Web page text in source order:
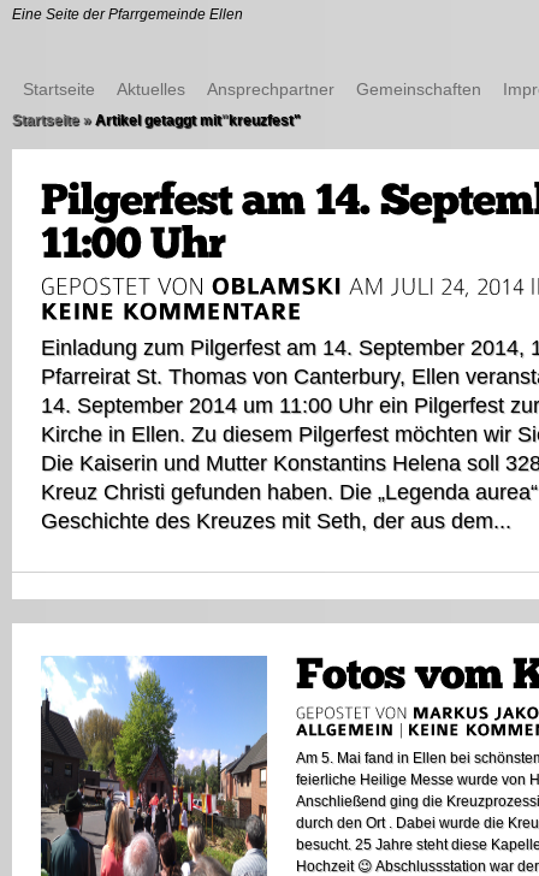
Eine Seite der Pfarrgemeinde Ellen
Startseite Aktuelles Ansprechpartner Gemeinschaften
Startseite »Artikel getaggt mit"kreuzfest"
Einladung zum Pilgerfest am 14. September 2014,
Pfarreirat St. Thomas von Canterbury, Ellen
14. September 2014 um 11:00 Uhr ein Pilgerfest
Kirche in Ellen. Zu diesem Pilgerfest möchten wir
Die Kaiserin und Mutter Konstantins Helena soll
Kreuz Christi gefunden haben. Die „Legenda
Geschichte des Kreuzes mit Seth, der aus dem...
Am 5. Mai fand in Ellen bei
feierliche Heilige Messe wurde von
Anschließend ging die
durch den Ort . Dabei wurde die
besucht. 25 Jahre steht diese
Hochzeit 😉 Abschlussstation war